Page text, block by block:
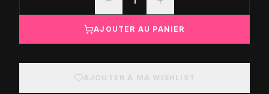
AJOUTER AU PANIER
AJOUTER À MA WISHLIST